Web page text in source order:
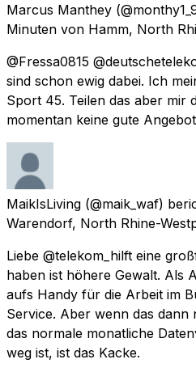
Marcus Manthey
Minuten von Hamm, North
@Fressa0815
sind schon ewig dabei. Ich
Sport 45. Teilen das aber mir
momentan keine gute
MaikIsLiving (@maik_waf)
Warendorf, North Rhine-
Liebe @telekom_hilft eine
haben ist höhere Gewalt. Als
aufs Handy für die Arbeit im
Service. Aber wenn das dann
das normale monatliche
weg ist, ist das Kacke.